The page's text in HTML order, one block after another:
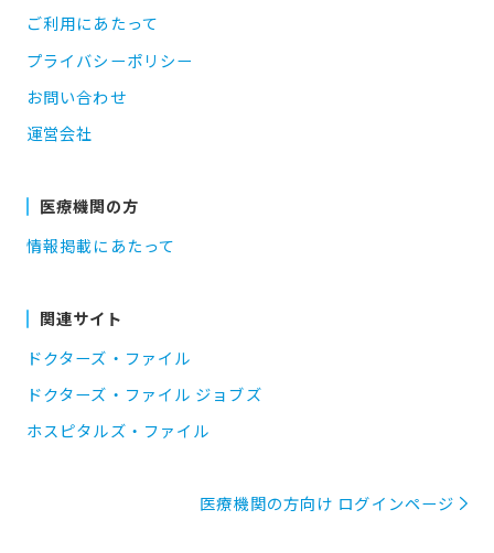
ご利用にあたって
プライバシーポリシー
お問い合わせ
運営会社
医療機関の方
情報掲載にあたって
関連サイト
ドクターズ・ファイル
ドクターズ・ファイル ジョブズ
ホスピタルズ・ファイル
医療機関の方向け ログインページ